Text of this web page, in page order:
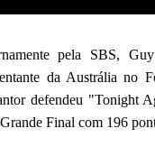
pela SBS,
da Austrália no
defendeu "Tonight
Final com 196